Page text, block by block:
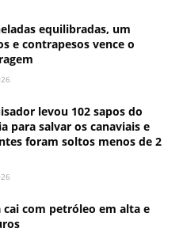
equilibradas, um
e contrapesos vence o
levou 102 sapos do
para salvar os canaviais e
foram soltos menos de 2
cai com petróleo em alta e